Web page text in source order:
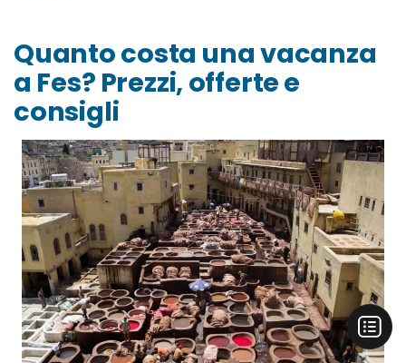
Quanto costa una vacanza
a Fes? Prezzi, offerte e
consigli